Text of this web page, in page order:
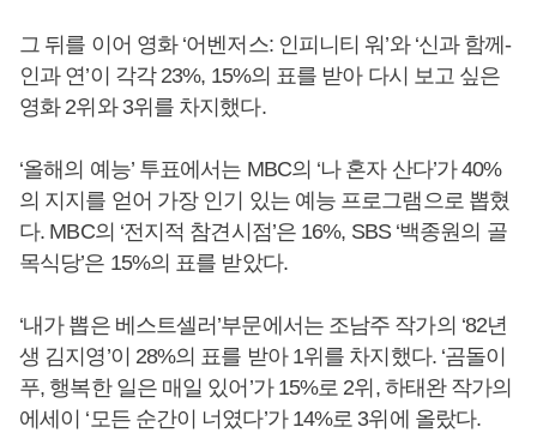
그 뒤를 이어 영화 ‘어벤저스: 인피니티 워’와 ‘신과 함께-
인과 연’이 각각 23%, 15%의 표를 받아 다시 보고 싶은
영화 2위와 3위를 차지했다.
‘올해의 예능’ 투표에서는 MBC의 ‘나 혼자 산다’가 40%
의 지지를 얻어 가장 인기 있는 예능 프로그램으로 뽑혔
다. MBC의 ‘전지적 참견시점’은 16%, SBS ‘백종원의 골
목식당’은 15%의 표를 받았다.
‘내가 뽑은 베스트셀러’부문에서는 조남주 작가의 ‘82년
생 김지영’이 28%의 표를 받아 1위를 차지했다. ‘곰돌이
푸, 행복한 일은 매일 있어’가 15%로 2위, 하태완 작가의
에세이 ‘모든 순간이 너였다’가 14%로 3위에 올랐다.